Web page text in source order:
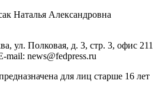
Наталья Александровна
ул. Полковая, д. 3, стр. 3, офис 211
mail: news@fedpress.ru
для лиц старше 16 лет